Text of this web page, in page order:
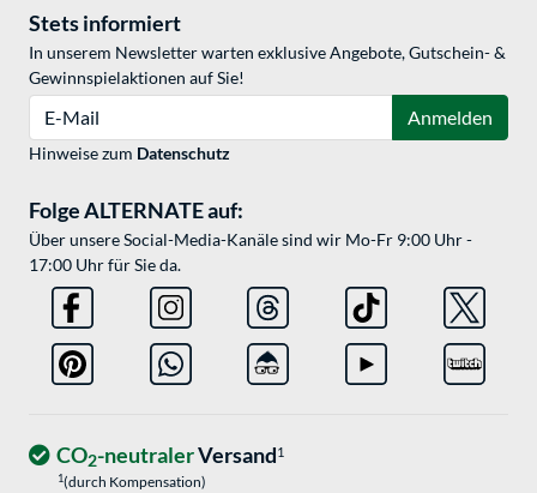
Stets informiert
In unserem Newsletter warten exklusive Angebote, Gutschein- &
Gewinnspielaktionen auf Sie!
Anmelden
Hinweise zum Datenschutz
Folge ALTERNATE auf:
Über unsere Social-Media-Kanäle sind wir Mo-Fr 9:00 Uhr -
17:00 Uhr für Sie da.
CO2-neutralerVersand1
1(durch Kompensation)